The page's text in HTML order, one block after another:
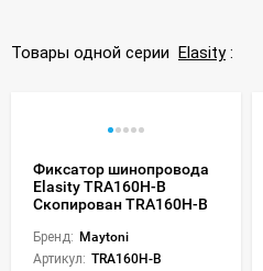
Товары одной серии Elasity:
Фиксатор шинопровода
Elasity TRA160H-B
Скопирован TRA160H-B
Бренд: Maytoni
Артикул: TRA160H-B